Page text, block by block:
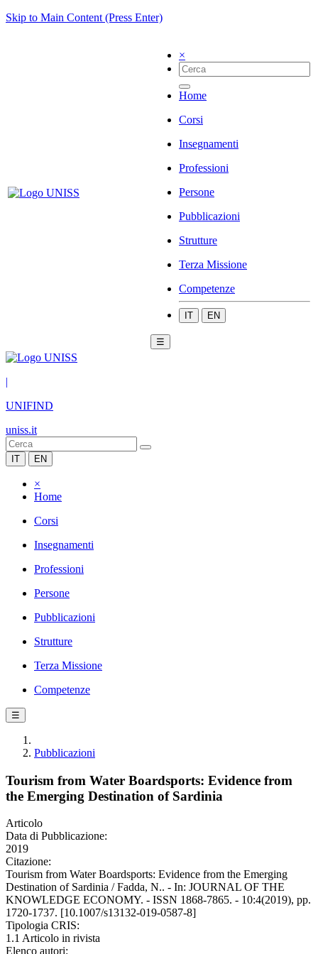
Skip to Main Content (Press Enter)
×
Home
Corsi
Insegnamenti
Professioni
Persone
Pubblicazioni
Strutture
Terza Missione
Competenze
IT EN
☰
|
UNIFIND
uniss.it
IT EN
×
Home
Corsi
Insegnamenti
Professioni
Persone
Pubblicazioni
Strutture
Terza Missione
Competenze
☰
Pubblicazioni
Tourism from Water Boardsports: Evidence from
the Emerging Destination of Sardinia
Articolo
Data di Pubblicazione:
2019
Citazione:
Tourism from Water Boardsports: Evidence from the Emerging
Destination of Sardinia / Fadda, N.. - In: JOURNAL OF THE
KNOWLEDGE ECONOMY. - ISSN 1868-7865. - 10:4(2019), pp.
1720-1737. [10.1007/s13132-019-0587-8]
Tipologia CRIS:
1.1 Articolo in rivista
Elenco autori: